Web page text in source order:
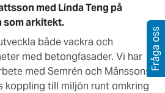
med Linda Teng på
som arkitekt.
både vackra och
med betongfasader. Vi har
med Semrén och Månssons
koppling till miljön runt omkring
Fråga oss